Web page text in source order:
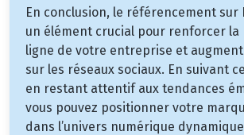
En conclusion, le référencement sur
un élément crucial pour renforcer la
ligne de votre entreprise et
sur les réseaux sociaux. En suivant
en restant attentif aux tendances
vous pouvez positionner votre
dans l’univers numérique